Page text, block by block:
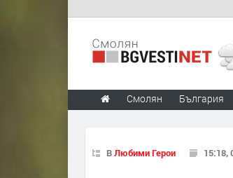
Смолян България
ВЛюбими Герои 15:18,